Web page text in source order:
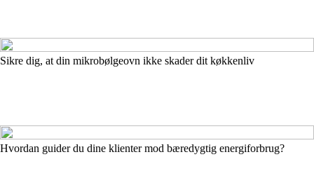
Sikre dig, at din mikrobølgeovn ikke skader dit køkkenliv
Hvordan guider du dine klienter mod bæredygtig energiforbrug?